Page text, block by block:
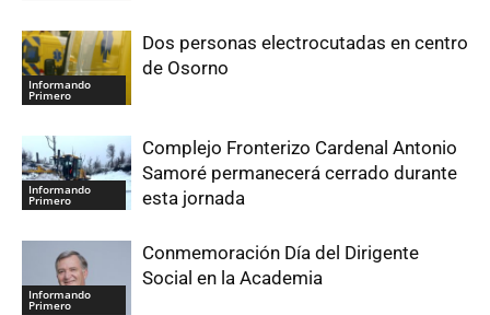
Informando
Primero
Dos personas electrocutadas en centro
de Osorno
Informando
Primero
Complejo Fronterizo Cardenal Antonio
Samoré permanecerá cerrado durante
esta jornada
Informando
Primero
Conmemoración Día del Dirigente
Social en la Academia